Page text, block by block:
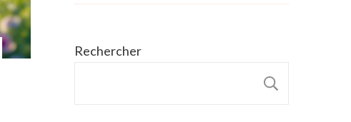
Rechercher